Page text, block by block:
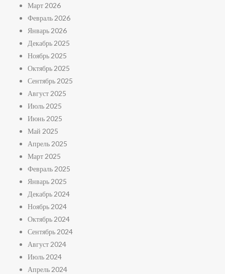
Март 2026
Февраль 2026
Январь 2026
Декабрь 2025
Ноябрь 2025
Октябрь 2025
Сентябрь 2025
Август 2025
Июль 2025
Июнь 2025
Май 2025
Апрель 2025
Март 2025
Февраль 2025
Январь 2025
Декабрь 2024
Ноябрь 2024
Октябрь 2024
Сентябрь 2024
Август 2024
Июль 2024
Апрель 2024